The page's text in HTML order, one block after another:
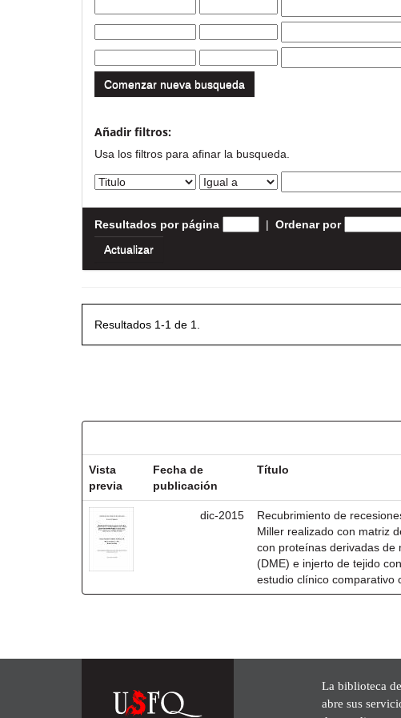
Comenzar nueva busqueda
Añadir filtros:
Usa los filtros para afinar la busqueda.
Resultados por página | Ordenar por
Resultados 1-1 de 1.
Vista
previa
Fecha de
publicación
Título
dic-2015
Recubrimiento de
Miller realizado con matriz
con proteínas derivadas de
(DME) e injerto de tejido
estudio clínico comparativo
La biblioteca
abre sus